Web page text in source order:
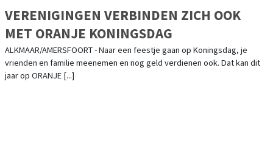
VERENIGINGEN VERBINDEN ZICH OOK
MET ORANJE KONINGSDAG
ALKMAAR/AMERSFOORT - Naar een feestje gaan op Koningsdag, je
vrienden en familie meenemen en nog geld verdienen ook. Dat kan dit
jaar op ORANJE [...]